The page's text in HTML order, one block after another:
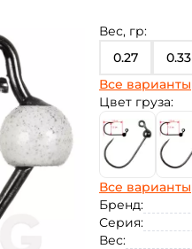
Вес, гр:
0.27
0.33
1.26
Все варианты
Цвет груза:
Все варианты
Бренд:
Серия:
Вес: